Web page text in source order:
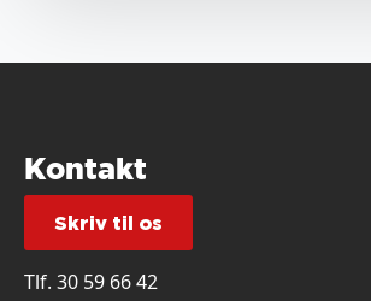
Kontakt
Skriv til os
Tlf. 30 59 66 42